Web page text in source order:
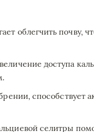
облегчить почву,
доступа
способствует
селитры